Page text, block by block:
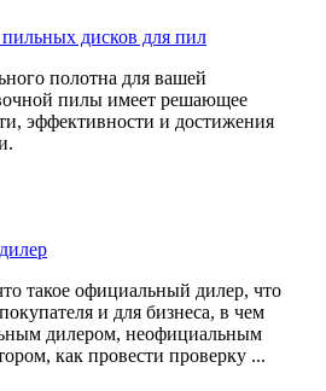
дисков для пил
полотна для вашей
пилы имеет решающее
эффективности и достижения
такое официальный дилер, что
и для бизнеса, в чем
дилером, неофициальным
как провести проверку ...